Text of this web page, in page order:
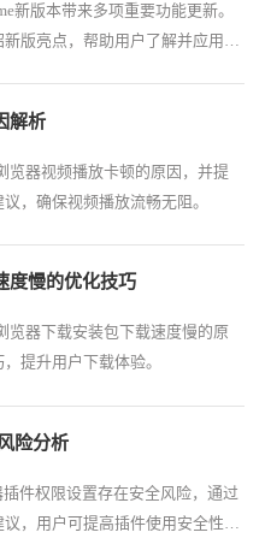
新版本带来多项重要功能更新。
版亮点，帮助用户了解并应用新
解析
览器视频播放卡顿的原因，并提
，确保视频播放流畅无阻。
度慢的优化技巧
览器下载安装包下载速度慢的原
提升用户下载体验。
险分析
插件权限设置存在安全风险，通过
议，用户可提高插件使用安全性和